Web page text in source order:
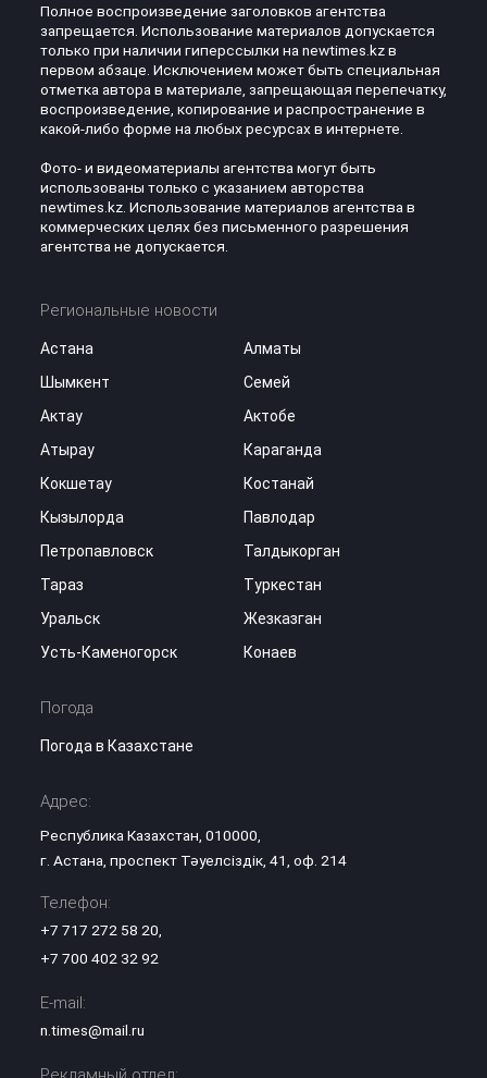
Полное воспроизведение заголовков агентства
запрещается. Использование материалов допускается
только при наличии гиперссылки на newtimes.kz в
первом абзаце. Исключением может быть специальная
отметка автора в материале, запрещающая перепечатку,
воспроизведение, копирование и распространение в
какой-либо форме на любых ресурсах в интернете.
Фото- и видеоматериалы агентства могут быть
использованы только с указанием авторства
newtimes.kz. Использование материалов агентства в
коммерческих целях без письменного разрешения
агентства не допускается.
Региональные новости
Астана
Алматы
Шымкент
Семей
Актау
Актобе
Атырау
Караганда
Кокшетау
Костанай
Кызылорда
Павлодар
Петропавловск
Талдыкорган
Тараз
Туркестан
Уральск
Жезказган
Усть-Каменогорск
Конаев
Погода
Погода в Казахстане
Адрес:
Республика Казахстан, 010000,
г. Астана, проспект Тәуелсіздік, 41, оф. 214
Телефон:
+7 717 272 58 20
+7 700 402 32 92
E-mail:
n.times@mail.ru